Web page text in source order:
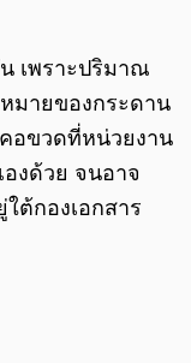
เพราะปริมาณ
มายของกระดาน
อขวดที่หน่วยงาน
องด้วย จนอาจ
ต้กองเอกสาร